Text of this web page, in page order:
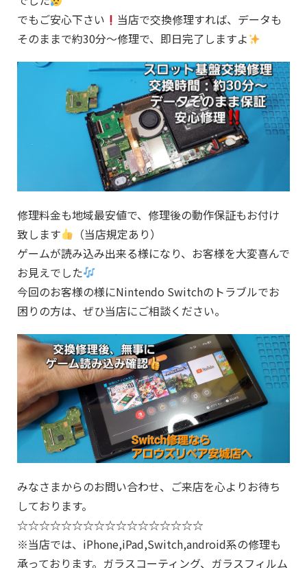
でもご安心下さい
当店で交換修理すれば、データも
そのままで約30分～修理で、即日完了しますよ
修理料金も地域最安値で、修理後の動作保証もお付け
致します
（当店規定あり）
ゲームが読み込み出来る様になり、お客様を大変喜んで
お見えでした
今回のお客様の様にNintendo Switchのトラブルでお
困りの方は、ぜひ当店にご相談ください。
みなさまからのお問い合わせ、ご来店を心よりお待ち
しております。
☆☆☆☆☆☆☆☆☆☆☆☆☆☆☆☆☆
※当店では、iPhone,iPad,Switch,android系の修理も
承っております。ガラスコーティング、ガラスフィルム